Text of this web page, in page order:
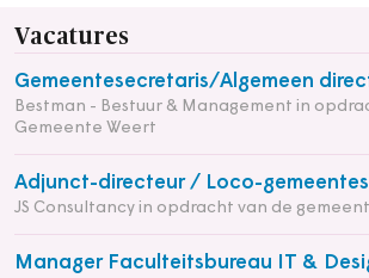
Vacatures
Gemeentesecretaris/Algemeen
Bestman - Bestuur & Management in
Gemeente Weert
Adjunct-directeur / Loco-
JS Consultancy in opdracht van de
Manager Faculteitsbureau IT &